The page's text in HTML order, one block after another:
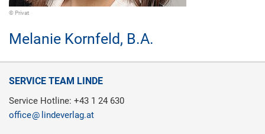
© Privat
Melanie Kornfeld, B.A.
SERVICE TEAM LINDE
Service Hotline: +43 1 24 630
office
lindeverlag.at